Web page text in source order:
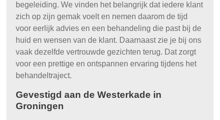
begeleiding. We vinden het belangrijk dat iedere klant
zich op zijn gemak voelt en nemen daarom de tijd
voor eerlijk advies en een behandeling die past bij de
huid en wensen van de klant. Daarnaast zie je bij ons
vaak dezelfde vertrouwde gezichten terug. Dat zorgt
voor een prettige en ontspannen ervaring tijdens het
behandeltraject.
Gevestigd aan de Westerkade in
Groningen